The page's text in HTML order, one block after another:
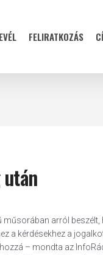
FELIRATKOZÁS
műsorában arról beszélt,
a kérdésekhez a
– mondta az